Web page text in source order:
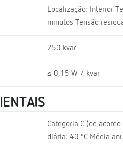
Localização: Interior
minutos Tensão
250 kvar
≤ 0,15 W / kvar
Categoria C (de
diária: 40 ºC Média